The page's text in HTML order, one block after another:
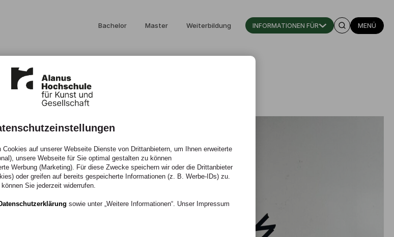
Bachelor Master Weiterbildung INFORMATIONEN FÜR MENÜ
auf unserer Webseite Dienste von Drittanbietern, um Ihnen erweiterte
unsere Webseite für Sie optimal gestalten zu können
Werbung (Marketing). Für diese Zwecke speichern wir oder die Drittanbieter
oder greifen auf bereits gespeicherte Informationen (z. B. Werbe-IDs) zu.
Sie jederzeit widerrufen.
sowie unter „Weitere Informationen“. Unser Impressum